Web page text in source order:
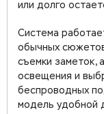
или долго
Система
обычных
съемки заметок,
освещения и
беспроводных
модель удобной